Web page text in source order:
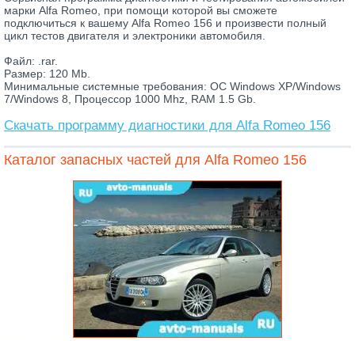
марки Alfa Romeo, при помощи которой вы сможете
подключиться к вашему Alfa Romeo 156 и произвести полный
цикл тестов двигателя и электроники автомобиля.
Файл: .rar.
Размер: 120 Mb.
Минимальные системные требования: ОС Windows XP/Windows
7/Windows 8, Процессор 1000 Mhz, RAM 1.5 Gb.
Скачать программу диагностики для Alfa Romeo 156
Каталог запасных частей для Alfa Romeo 156